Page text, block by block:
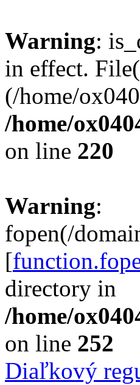
Warning:
in effect.
(/home/
/home/
on line 220
Warning:
fopen(/
[
directory in
/home/
on line 252
Diaľkový